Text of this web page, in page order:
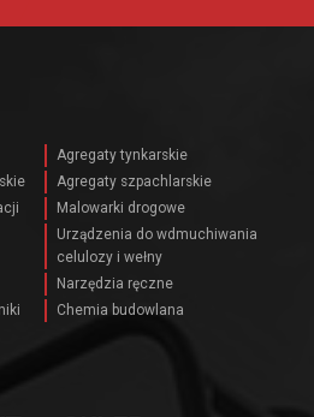
Agregaty tynkarskie
Agregaty szpachlarskie
Malowarki drogowe
Urządzenia do wdmuchiwania
celulozy i wełny
Narzędzia ręczne
Chemia budowlana